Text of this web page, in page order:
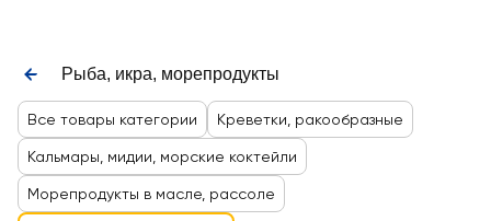
Рыба, икра, морепродукты
Все товары категории Креветки, ракообразные
Кальмары, мидии, морские коктейли
Морепродукты в масле, рассоле